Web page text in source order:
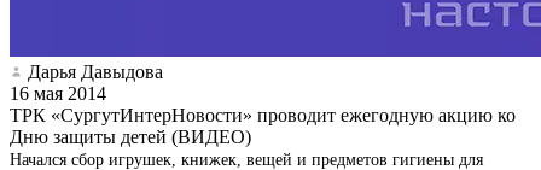
Дарья Давыдова
16 мая 2014
ТРК «СургутИнтерНовости» проводит ежегодную акцию ко
Дню защиты детей (ВИДЕО)
Начался сбор игрушек, книжек, вещей и предметов гигиены для